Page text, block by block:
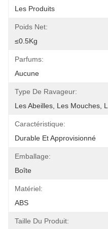
Les Produits
Poids Net:
≤0.5Kg
Parfums:
Aucune
Type De Ravageur:
Les Abeilles, Les Mouches,
Caractéristique:
Durable Et Approvisionné
Emballage:
Boîte
Matériel:
ABS
Taille Du Produit: